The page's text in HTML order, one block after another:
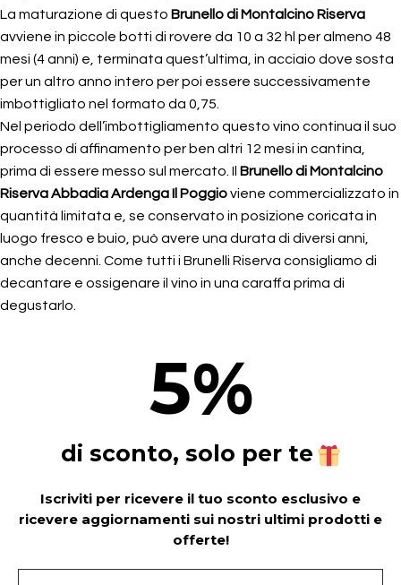
La maturazione di questo Brunello di Montalcino Riserva
avviene in piccole botti di rovere da 10 a 32 hl per almeno 48
mesi (4 anni) e, terminata quest’ultima, in acciaio dove sosta
per un altro anno intero per poi essere successivamente
imbottigliato nel formato da 0,75.
Nel periodo dell’imbottigliamento questo vino continua il suo
processo di affinamento per ben altri 12 mesi in cantina,
prima di essere messo sul mercato. Il Brunello di Montalcino
Riserva Abbadia Ardenga Il Poggioviene commercializzato in
quantità limitata e, se conservato in posizione coricata in
luogo fresco e buio, può avere una durata di diversi anni,
anche decenni. Come tutti i Brunelli Riserva consigliamo di
decantare e ossigenare il vino in una caraffa prima di
degustarlo.
5%
di sconto, solo per te
Iscriviti per ricevere il tuo sconto esclusivo e
ricevere aggiornamenti sui nostri ultimi prodotti e
offerte!